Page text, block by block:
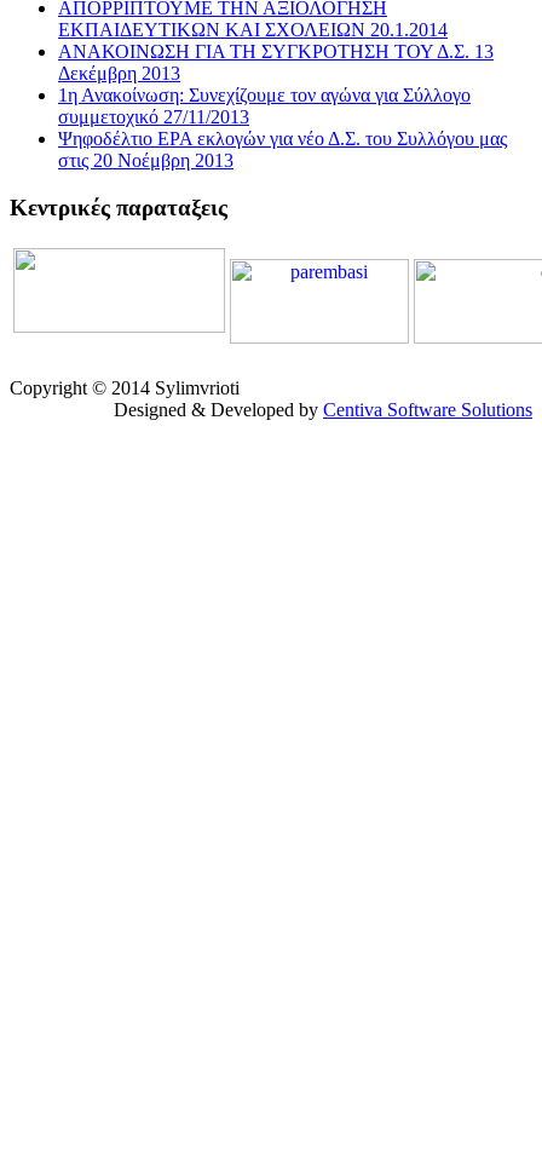
ΑΠΟΡΡΙΠΤΟΥΜΕ ΤΗΝ ΑΞΙΟΛΟΓΗΣΗ
ΕΚΠΑΙΔΕΥΤΙΚΩΝ ΚΑΙ ΣΧΟΛΕΙΩΝ 20.1.2014
ΑΝΑΚΟΙΝΩΣΗ ΓΙΑ ΤΗ ΣΥΓΚΡΟΤΗΣΗ ΤΟΥ Δ.Σ. 13
Δεκέμβρη 2013
1η Ανακοίνωση: Συνεχίζουμε τον αγώνα για Σύλλογο
συμμετοχικό 27/11/2013
Ψηφοδέλτιο ΕΡΑ εκλογών για νέο Δ.Σ. του Συλλόγου μας
στις 20 Νοέμβρη 2013
Κεντρικές παραταξεις
Copyright © 2014 Sylimvrioti
Designed & Developed by Centiva Software Solutions